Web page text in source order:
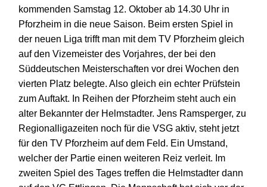
kommenden Samstag 12. Oktober ab 14.30 Uhr in
Pforzheim in die neue Saison. Beim ersten Spiel in
der neuen Liga trifft man mit dem TV Pforzheim gleich
auf den Vizemeister des Vorjahres, der bei den
Süddeutschen Meisterschaften vor drei Wochen den
vierten Platz belegte. Also gleich ein echter Prüfstein
zum Auftakt. In Reihen der Pforzheim steht auch ein
alter Bekannter der Helmstadter. Jens Ramsperger, zu
Regionalligazeiten noch für die VSG aktiv, steht jetzt
für den TV Pforzheim auf dem Feld. Ein Umstand,
welcher der Partie einen weiteren Reiz verleit. Im
zweiten Spiel des Tages treffen die Helmstadter dann